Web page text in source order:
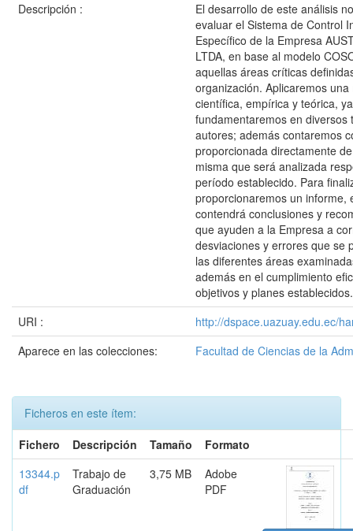
Descripción :
El desarrollo de este análisis
evaluar el Sistema de Control
Específico de la Empresa
LTDA, en base al modelo
aquellas áreas críticas
organización. Aplicaremos
científica, empírica y teórica,
fundamentaremos en diversos
autores; además contaremos
proporcionada directamente
misma que será analizada
período establecido. Para
proporcionaremos un informe,
contendrá conclusiones y
que ayuden a la Empresa a
desviaciones y errores que se
las diferentes áreas
además en el cumplimiento
objetivos y planes establecidos.
URI :
http://dspace.uazuay.edu.ec/
Aparece en las colecciones:
Facultad de Ciencias de la
Ficheros en este ítem:
Fichero
Descripción Tamaño
Formato
13344.p
df
Trabajo de
Graduación
3,75 MB
Adobe
PDF